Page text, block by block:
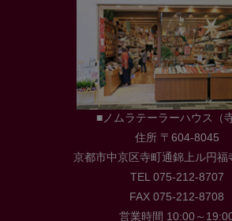
■ノムラテーラーハウス（
住所 〒604-8045
京都市中京区寺町通錦上ル円福
TEL 075-212-8707
FAX 075-212-8708
営業時間 10:00～